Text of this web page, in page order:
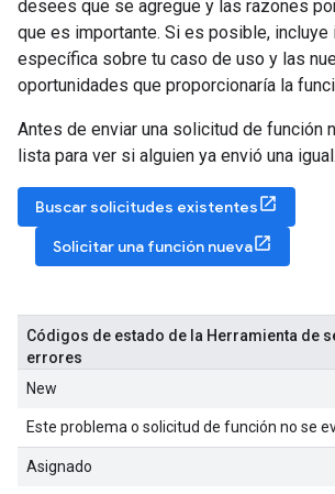
desees que se agregue y las razones
que es importante. Si es posible, incluye
específica sobre tu caso de uso y las
oportunidades que proporcionaría la
Antes de enviar una solicitud de función
lista para ver si alguien ya envió una igual.
Buscar solicitudes existentes
Solicitar una función nueva
Códigos de estado de la Herramienta de
errores
New
Este problema o solicitud de función no se
Asignado